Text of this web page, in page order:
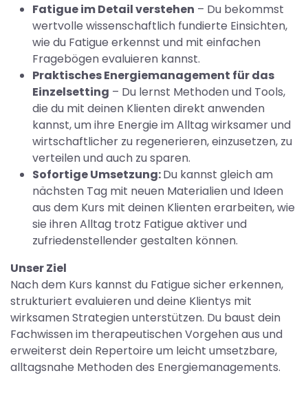
Fatigue im Detail verstehen – Du bekommst
wertvolle wissenschaftlich fundierte Einsichten,
wie du Fatigue erkennst und mit einfachen
Fragebögen evaluieren kannst.
Praktisches Energiemanagement für das
Einzelsetting – Du lernst Methoden und Tools,
die du mit deinen Klienten direkt anwenden
kannst, um ihre Energie im Alltag wirksamer und
wirtschaftlicher zu regenerieren, einzusetzen, zu
verteilen und auch zu sparen.
Sofortige Umsetzung:Du kannst gleich am
nächsten Tag mit neuen Materialien und Ideen
aus dem Kurs mit deinen Klienten erarbeiten, wie
sie ihren Alltag trotz Fatigue aktiver und
zufriedenstellender gestalten können.
Unser Ziel
Nach dem Kurs kannst du Fatigue sicher erkennen,
strukturiert evaluieren und deine Klientys mit
wirksamen Strategien unterstützen. Du baust dein
Fachwissen im therapeutischen Vorgehen aus und
erweiterst dein Repertoire um leicht umsetzbare,
alltagsnahe Methoden des Energiemanagements.